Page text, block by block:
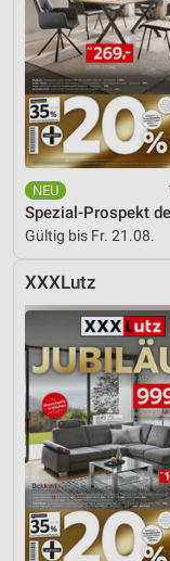
Gültig bis Fr. 21.08.
XXXLutz
Funktional
Werbung